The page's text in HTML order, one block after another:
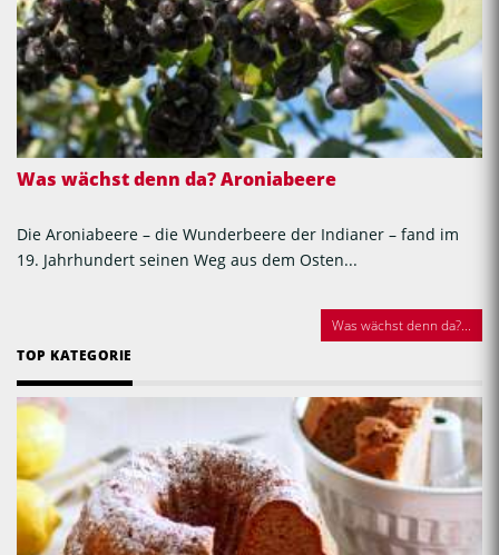
Was wächst denn da? Aroniabeere
Die Aroniabeere – die Wunderbeere der Indianer – fand im
19. Jahrhundert seinen Weg aus dem Osten...
Was wächst denn da?...
TOP KATEGORIE